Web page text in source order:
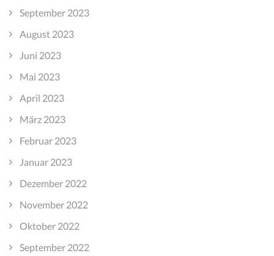
September 2023
August 2023
Juni 2023
Mai 2023
April 2023
März 2023
Februar 2023
Januar 2023
Dezember 2022
November 2022
Oktober 2022
September 2022